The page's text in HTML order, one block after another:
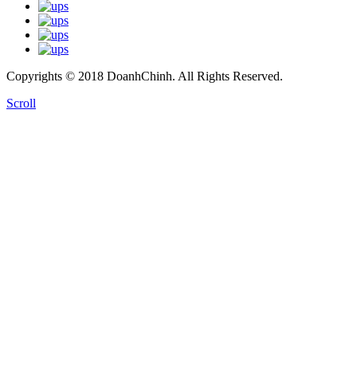
Copyrights © 2018 DoanhChinh. All Rights Reserved.
Scroll